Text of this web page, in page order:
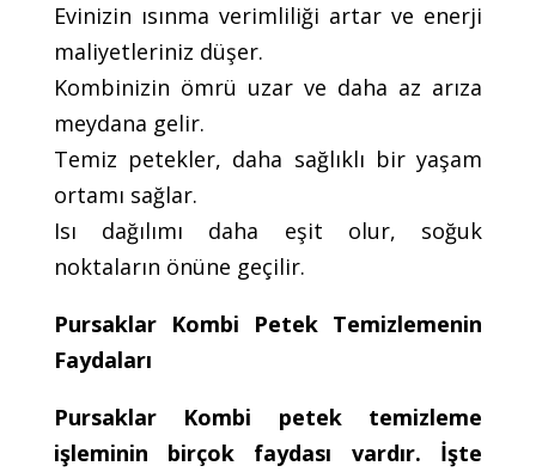
Evinizin ısınma verimliliği artar ve enerji
maliyetleriniz düşer.
Kombinizin ömrü uzar ve daha az arıza
meydana gelir.
Temiz petekler, daha sağlıklı bir yaşam
ortamı sağlar.
Isı dağılımı daha eşit olur, soğuk
noktaların önüne geçilir.
Pursaklar Kombi Petek Temizlemenin
Faydaları
Pursaklar Kombi petek temizleme
işleminin birçok faydası vardır. İşte